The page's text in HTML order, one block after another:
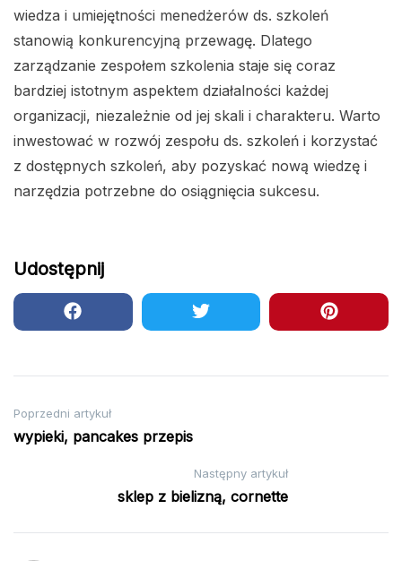
wiedza i umiejętności menedżerów ds. szkoleń
stanowią konkurencyjną przewagę. Dlatego
zarządzanie zespołem szkolenia staje się coraz
bardziej istotnym aspektem działalności każdej
organizacji, niezależnie od jej skali i charakteru. Warto
inwestować w rozwój zespołu ds. szkoleń i korzystać
z dostępnych szkoleń, aby pozyskać nową wiedzę i
narzędzia potrzebne do osiągnięcia sukcesu.
Udostępnij
Nawigacja
wpisu
Poprzedni artykuł
wypieki, pancakes przepis
Następny artykuł
sklep z bielizną, cornette